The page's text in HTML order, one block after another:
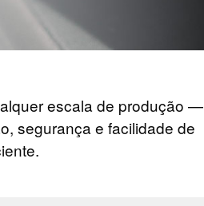
escala de produção —
segurança e facilidade de